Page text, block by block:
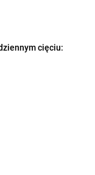
cięciu: